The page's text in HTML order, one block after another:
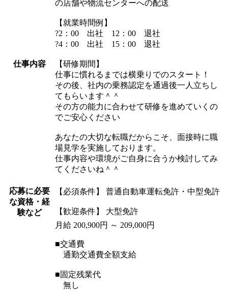
仕事内容
の店舗や物流センターへの配送
【就業時間例】
?2：00 出社 12：00 退社
?4：00 出社 15：00 退社
【研修期間】
仕事に慣れるまでは横乗りでのスタート！
その後、社内の乗務認定を通過後一人立ちし
てもらいます＾＾
その方の能力に合わせて研修を進めていくの
でご安心ください
あなたの大切な転職だからこそ、面接時に職
場見学を実施しております。
仕事内容や環境がご自身に合うか検討してみ
てくださいね＾＾
応募に必要
な資格・経
験など
【必須条件】 普通自動車運転免許・中型免許
【歓迎条件】 大型免許
月給 200,900円 ～ 209,000円
■交通費
通勤交通費全額支給
■固定残業代
無し